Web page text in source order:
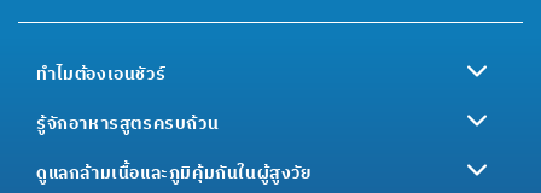
ทำไมต้องเอนชัวร์
รู้จักอาหารสูตรครบถ้วน
ดูแลกล้ามเนื้อและภูมิคุ้มกันในผู้สูงวัย